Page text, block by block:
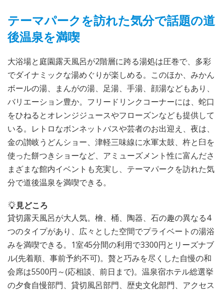
テーマパークを訪れた気分で話題の道
後温泉を満喫
大浴場と庭園露天風呂が2階層に跨る湯処は圧巻で、多彩
でダイナミックな湯めぐりが楽しめる。このほか、みかん
ボールの湯、まんがの湯、足湯、手湯、顔湯などもあり、
バリエーション豊か。フリードリンクコーナーには、蛇口
をひねるとオレンジジュースやフローズンなども提供して
いる。レトロなボンネットバスや芸者のお出迎え、夜は、
金の讃岐うどんショー、津軽三味線に水軍太鼓、杵と臼を
使った餅つきショーなど、アミューズメント性に富んださ
まざまな館内イベントも充実し、テーマパークを訪れた気
分で道後温泉を満喫できる。
見どころ
貸切露天風呂が大人気。檜、桶、陶器、石の趣の異なる4
つのタイプがあり、広々とした空間でプライベートの湯浴
みを満喫できる。1室45分間の利用で3300円とリーズナブ
ル(先着順、事前予約不可)。贅と巧みを尽くした自慢の和
会席は5500円～(応相談、前日まで)。温泉宿ホテル総選挙
の夕食自慢部門、貸切風呂部門、歴史文化部門、アクセス